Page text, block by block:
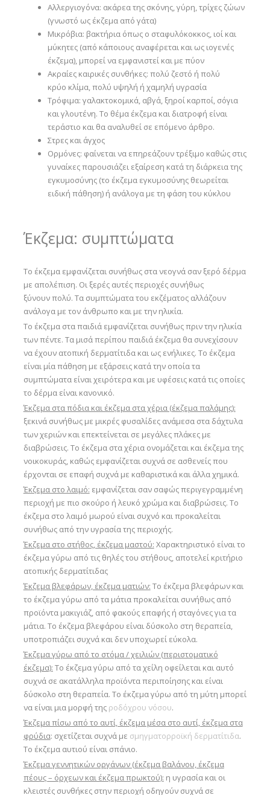
Αλλεργιογόνα: ακάρεα της σκόνης, γύρη, τρίχες ζώων
(γνωστό ως έκζεμα από γάτα)
Μικρόβια: βακτήρια όπως ο σταφυλόκοκκος, ιοί και
μύκητες (από κάποιους αναφέρεται και ως ιογενές
έκζεμα), μπορεί να εμφανιστεί και με πύον
Ακραίες καιρικές συνθήκες: πολύ ζεστό ή πολύ
κρύο κλίμα, πολύ υψηλή ή χαμηλή υγρασία
Τρόφιμα: γαλακτοκομικά, αβγά, ξηροί καρποί, σόγια
και γλουτένη. Το θέμα έκζεμα και διατροφή είναι
τεράστιο και θα αναλυθεί σε επόμενο άρθρο.
Στρες και άγχος
Ορμόνες: φαίνεται να επηρεάζουν τρέξιμο καθώς στις
γυναίκες παρουσιάζει εξαίρεση κατά τη διάρκεια της
εγκυμοσύνης (το έκζεμα εγκυμοσύνης θεωρείται
ειδική πάθηση) ή ανάλογα με τη φάση του κύκλου
Έκζεμα: συμπτώματα
Το έκζεμα εμφανίζεται συνήθως στα νεογνά σαν ξερό δέρμα
με απολέπιση. Οι ξερές αυτές περιοχές συνήθως
ξύνουν πολύ. Τα συμπτώματα του εκζέματος αλλάζουν
ανάλογα με τον άνθρωπο και με την ηλικία.
Το έκζεμα στα παιδιά εμφανίζεται συνήθως πριν την ηλικία
των πέντε. Τα μισά περίπου παιδιά έκζεμα θα συνεχίσουν
να έχουν ατοπική δερματίτιδα και ως ενήλικες. Το έκζεμα
είναι μία πάθηση με εξάρσεις κατά την οποία τα
συμπτώματα είναι χειρότερα και με υφέσεις κατά τις οποίες
το δέρμα είναι κανονικό.
Έκζεμα στα πόδια και έκζεμα στα χέρια (έκζεμα παλάμης):
ξεκινά συνήθως με μικρές φυσαλίδες ανάμεσα στα δάχτυλα
των χεριών και επεκτείνεται σε μεγάλες πλάκες με
διαβρώσεις. Το έκζεμα στα χέρια ονομάζεται και έκζεμα της
νοικοκυράς, καθώς εμφανίζεται συχνά σε ασθενείς που
έρχονται σε επαφή συχνά με καθαριστικά και άλλα χημικά.
Έκζεμα στο λαιμό: εμφανίζεται σαν σαφώς περιγεγραμμένη
περιοχή με πιο σκούρο ή λευκό χρώμα και διαβρώσεις. Το
έκζεμα στο λαιμό μωρού είναι συχνό και προκαλείται
συνήθως από την υγρασία της περιοχής.
Έκζεμα στο στήθος, έκζεμα μαστού: Χαρακτηριστικό είναι το
έκζεμα γύρω από τις θηλές του στήθους, αποτελεί κριτήριο
ατοπικής δερματίτιδας
Έκζεμα βλεφάρων, έκζεμα ματιών: Το έκζεμα βλεφάρων και
το έκζεμα γύρω από τα μάτια προκαλείται συνήθως από
προϊόντα μακιγιάζ, από φακούς επαφής ή σταγόνες για τα
μάτια. Το έκζεμα βλεφάρου είναι δύσκολο στη θεραπεία,
υποτροπιάζει συχνά και δεν υποχωρεί εύκολα.
Έκζεμα γύρω από το στόμα / χειλιών (περιστοματικό
έκζεμα): Το έκζεμα γύρω από τα χείλη οφείλεται και αυτό
συχνά σε ακατάλληλα προϊόντα περιποίησης και είναι
δύσκολο στη θεραπεία. Το έκζεμα γύρω από τη μύτη μπορεί
να είναι μια μορφή της ροδόχρου νόσου.
Έκζεμα πίσω από το αυτί, έκζεμα μέσα στο αυτί, έκζεμα στα
φρύδια: σχετίζεται συχνά με σμηγματορροϊκή δερματίτιδα.
Το έκζεμα αυτιού είναι σπάνιο.
Έκζεμα γεννητικών οργάνων (έκζεμα βαλάνου, έκζεμα
πέους – όρχεων και έκζεμα πρωκτού): η υγρασία και οι
κλειστές συνθήκες στην περιοχή οδηγούν συχνά σε